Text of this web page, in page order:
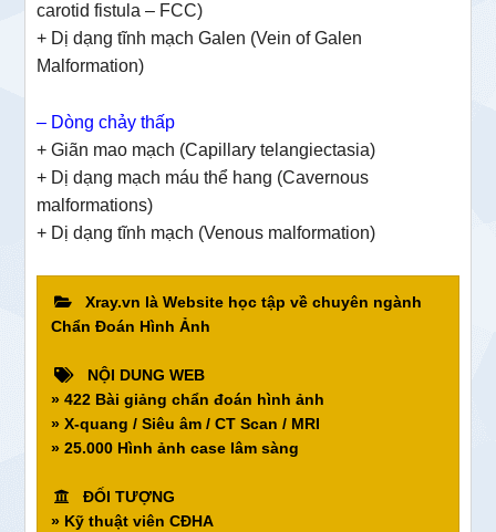
carotid fistula – FCC)
+ Dị dạng tĩnh mạch Galen (Vein of Galen
Malformation)
– Dòng chảy thấp
+ Giãn mao mạch (Capillary telangiectasia)
+ Dị dạng mạch máu thể hang (Cavernous
malformations)
+ Dị dạng tĩnh mạch (Venous malformation)
Xray.vn là Website học tập về chuyên ngành
Chẩn Đoán Hình Ảnh
NỘI DUNG WEB
» 422 Bài giảng chẩn đoán hình ảnh
» X-quang / Siêu âm / CT Scan / MRI
» 25.000 Hình ảnh case lâm sàng
ĐỐI TƯỢNG
» Kỹ thuật viên CĐHA